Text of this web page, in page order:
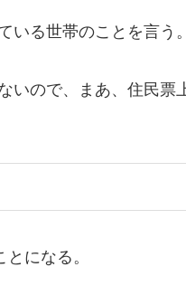
る世帯のことを言う。
いので、まあ、住民票
になる。